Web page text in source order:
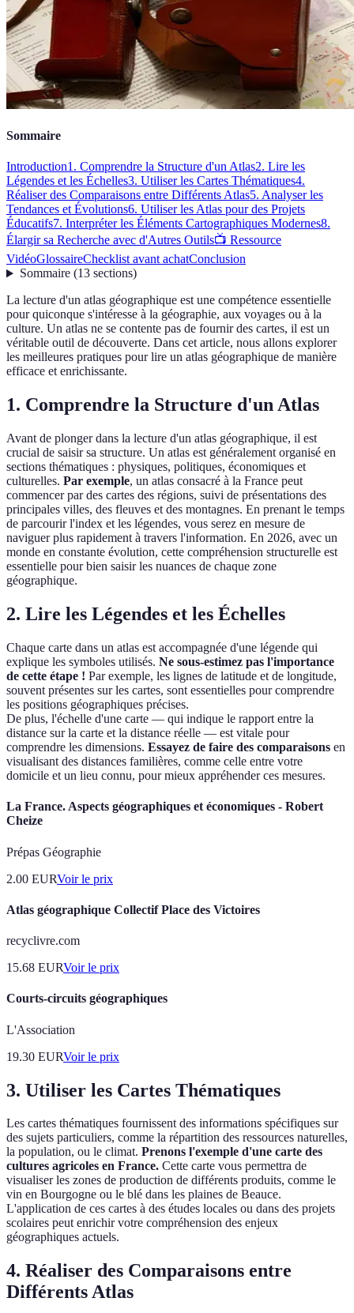
Sommaire
Introduction1. Comprendre la Structure d'un Atlas2. Lire les
Légendes et les Échelles3. Utiliser les Cartes Thématiques4.
Réaliser des Comparaisons entre Différents Atlas5. Analyser les
Tendances et Évolutions6. Utiliser les Atlas pour des Projets
Éducatifs7. Interpréter les Éléments Cartographiques Modernes8.
Élargir sa Recherche avec d'Autres Outils📺 Ressource
VidéoGlossaireChecklist avant achatConclusion
Sommaire(13 sections)
La lecture d'un atlas géographique est une compétence essentielle
pour quiconque s'intéresse à la géographie, aux voyages ou à la
culture. Un atlas ne se contente pas de fournir des cartes, il est un
véritable outil de découverte. Dans cet article, nous allons explorer
les meilleures pratiques pour lire un atlas géographique de manière
efficace et enrichissante.
1. Comprendre la Structure d'un Atlas
Avant de plonger dans la lecture d'un atlas géographique, il est
crucial de saisir sa structure. Un atlas est généralement organisé en
sections thématiques : physiques, politiques, économiques et
culturelles. Par exemple, un atlas consacré à la France peut
commencer par des cartes des régions, suivi de présentations des
principales villes, des fleuves et des montagnes. En prenant le temps
de parcourir l'index et les légendes, vous serez en mesure de
naviguer plus rapidement à travers l'information. En 2026, avec un
monde en constante évolution, cette compréhension structurelle est
essentielle pour bien saisir les nuances de chaque zone
géographique.
2. Lire les Légendes et les Échelles
Chaque carte dans un atlas est accompagnée d'une légende qui
explique les symboles utilisés. Ne sous-estimez pas l'importance
de cette étape ! Par exemple, les lignes de latitude et de longitude,
souvent présentes sur les cartes, sont essentielles pour comprendre
les positions géographiques précises.
De plus, l'échelle d'une carte — qui indique le rapport entre la
distance sur la carte et la distance réelle — est vitale pour
comprendre les dimensions. Essayez de faire des comparaisons en
visualisant des distances familières, comme celle entre votre
domicile et un lieu connu, pour mieux appréhender ces mesures.
La France. Aspects géographiques et économiques - Robert
Cheize
Prépas Géographie
2.00 EURVoir le prix
Atlas géographique Collectif Place des Victoires
recyclivre.com
15.68 EURVoir le prix
Courts-circuits géographiques
L'Association
19.30 EURVoir le prix
3. Utiliser les Cartes Thématiques
Les cartes thématiques fournissent des informations spécifiques sur
des sujets particuliers, comme la répartition des ressources naturelles,
la population, ou le climat. Prenons l'exemple d'une carte des
cultures agricoles en France. Cette carte vous permettra de
visualiser les zones de production de différents produits, comme le
vin en Bourgogne ou le blé dans les plaines de Beauce.
L'application de ces cartes à des études locales ou dans des projets
scolaires peut enrichir votre compréhension des enjeux
géographiques actuels.
4. Réaliser des Comparaisons entre
Différents Atlas